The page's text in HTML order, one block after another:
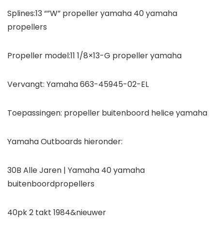
Splines:13 “”W” propeller yamaha 40 yamaha
propellers
Propeller model:11 1/8×13-G propeller yamaha
Vervangt: Yamaha 663-45945-02-EL
Toepassingen: propeller buitenboord helice yamaha
Yamaha Outboards hieronder:
30B Alle Jaren | Yamaha 40 yamaha
buitenboordpropellers
40pk 2 takt 1984&nieuwer